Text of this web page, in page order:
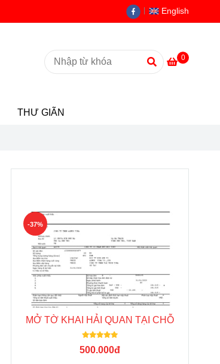
English
0
THƯ GIÃN
MỞ TỜ KHAI HẢI QUAN TẠI CHỖ
500.000đ
-37%